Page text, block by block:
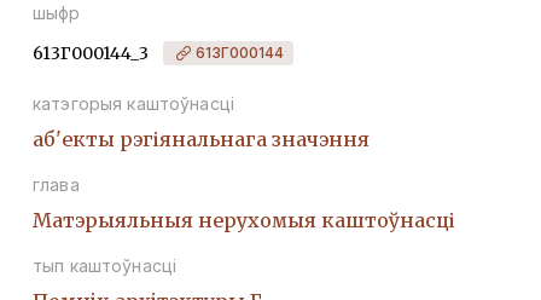
шыфр
613Г000144_3 613Г000144
катэгорыя каштоўнасці
аб'екты рэгіянальнага значэння
глава
Матэрыяльныя нерухомыя каштоўнасці
тып каштоўнасці